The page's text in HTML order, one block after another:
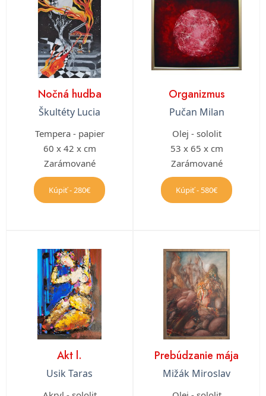
Nočná hudba
Škultéty Lucia
Tempera - papier
60 x 42 x cm
Zarámované
Kúpiť - 280€
Organizmus
Pučan Milan
Olej - sololit
53 x 65 x cm
Zarámované
Kúpiť - 580€
Akt l.
Usik Taras
Prebúdzanie mája
Mižák Miroslav